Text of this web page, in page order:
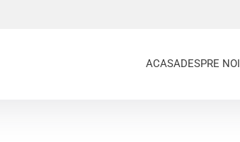
ACASADESPRE NOI